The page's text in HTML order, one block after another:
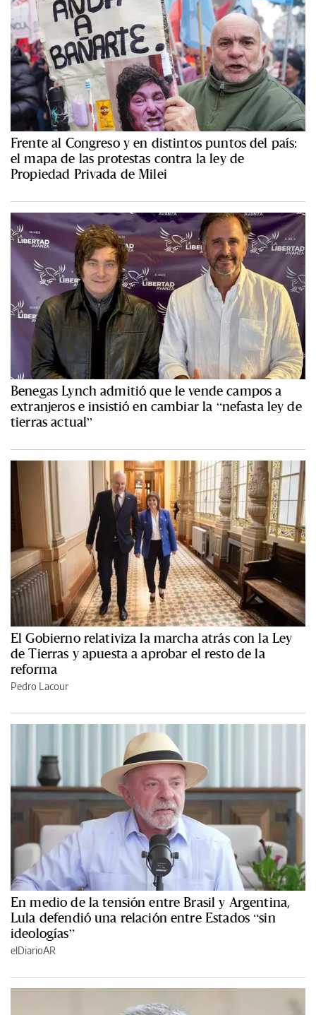
Frente al Congreso y en distintos puntos del país:
el mapa de las protestas contra la ley de
Propiedad Privada de Milei
Benegas Lynch admitió que le vende campos a
extranjeros e insistió en cambiar la “nefasta ley de
tierras actual”
El Gobierno relativiza la marcha atrás con la Ley
de Tierras y apuesta a aprobar el resto de la
reforma
Pedro Lacour
En medio de la tensión entre Brasil y Argentina,
Lula defendió una relación entre Estados “sin
ideologías”
elDiarioAR